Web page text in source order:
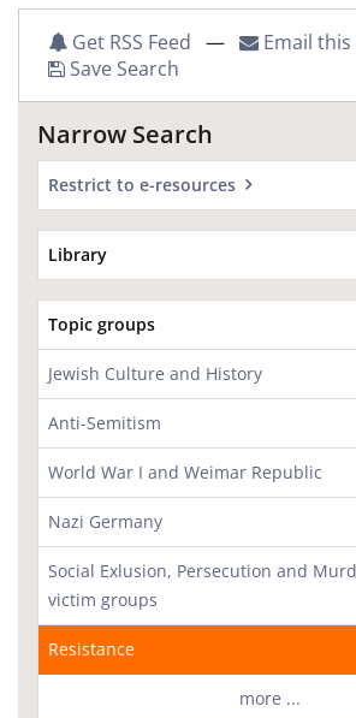
Get RSS Feed — Email this
Save Search
Narrow Search
Restrict to e-resources
Library
Topic groups
Jewish Culture and History
Anti-Semitism
World War I and Weimar Republic
Nazi Germany
Social Exlusion, Persecution and
victim groups
Resistance
more ...